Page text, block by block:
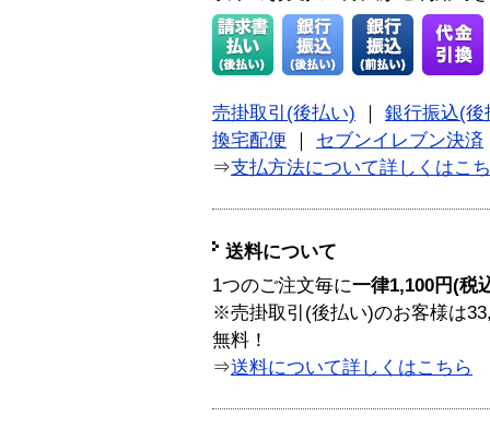
売掛取引(後払い)
銀行振込(後
換宅配便
セブンイレブン決済
⇒支払方法について詳しくはこ
送料について
1つのご注文毎に一律1,100円(税
※売掛取引(後払い)のお客様は
無料！
⇒送料について詳しくはこちら